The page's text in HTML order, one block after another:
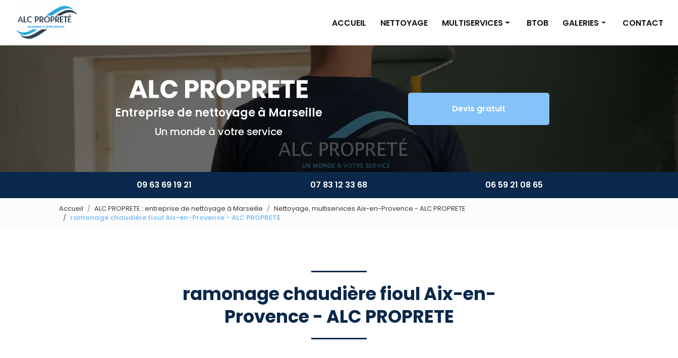
contenu
principal
ACCUEIL
NETTOYAGE MULTISERVICES
Petite maçonnerie
Aménagement extérieur
Multiservices
BTOB GALERIES CONTACT
Entreprise de nettoyageà Marseille
Un monde à votre service
Devis gratuit
09 63 69 19 21 07 83 12 33 68 06 59 21 08 65
Accueil ALC PROPRETE : entreprise de nettoyage à Marseille
Nettoyage, multiservices Aix-en-Provence - ALC PROPRETE
ramonage chaudière fioul Aix-en-Provence - ALC PROPRETE
ramonage chaudière fioul Aix-en-
Provence - ALC PROPRETE